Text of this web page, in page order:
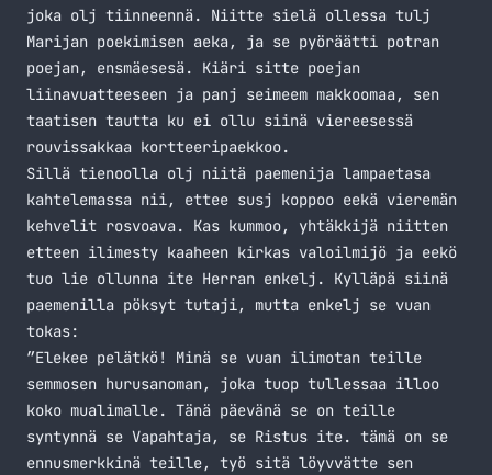
joka olj tiinneennä. Niitte sielä ollessa tulj
Marijan poekimisen aeka, ja se pyöräätti potran
poejan, ensmäesesä. Kiäri sitte poejan
liinavuatteeseen ja panj seimeem makkoomaa, sen
taatisen tautta ku ei ollu siinä viereesessä
rouvissakkaa kortteeripaekkoo.
Sillä tienoolla olj niitä paemenija lampaetasa
kahtelemassa nii, ettee susj koppoo eekä vieremän
kehvelit rosvoava. Kas kummoo, yhtäkkijä niitten
etteen ilimesty kaaheen kirkas valoilmijö ja eekö
tuo lie ollunna ite Herran enkelj. Kylläpä siinä
paemenilla pöksyt tutaji, mutta enkelj se vuan
tokas:
”Elekee pelätkö! Minä se vuan ilimotan teille
semmosen hurusanoman, joka tuop tullessaa illoo
koko mualimalle. Tänä päevänä se on teille
syntynnä se Vapahtaja, se Ristus ite. tämä on se
ennusmerkkinä teille, työ sitä löyvvätte sen